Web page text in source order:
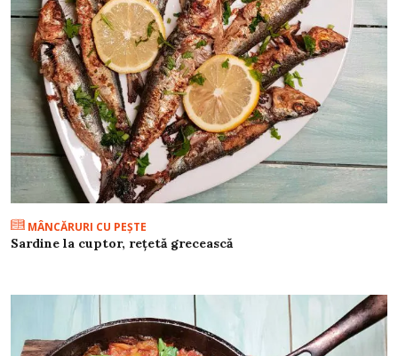
MÂNCĂRURI CU PEŞTE
Sardine la cuptor, rețetă grecească